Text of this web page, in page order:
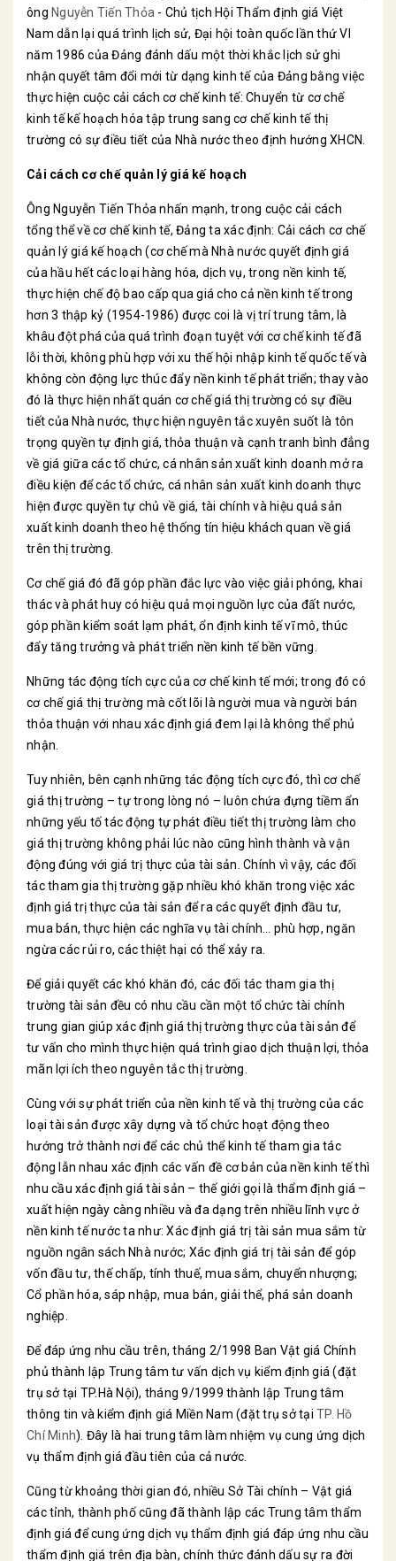
ông Nguyễn Tiến Thỏa - Chủ tịch Hội Thẩm định giá Việt
Nam dẫn lại quá trình lịch sử, Đại hội toàn quốc lần thứ VI
năm 1986 của Đảng đánh dấu một thời khắc lịch sử ghi
nhận quyết tâm đổi mới từ dạng kinh tế của Đảng bằng việc
thực hiện cuộc cải cách cơ chế kinh tế: Chuyển từ cơ chế
kinh tế kế hoạch hóa tập trung sang cơ chế kinh tế thị
trường có sự điều tiết của Nhà nước theo định hướng XHCN.
Cải cách cơ chế quản lý giá kế hoạch
Ông Nguyễn Tiến Thỏa nhấn mạnh, trong cuộc cải cách
tổng thể về cơ chế kinh tế, Đảng ta xác định: Cải cách cơ chế
quản lý giá kế hoạch (cơ chế mà Nhà nước quyết định giá
của hầu hết các loại hàng hóa, dịch vụ, trong nền kinh tế,
thực hiện chế độ bao cấp qua giá cho cả nền kinh tế trong
hơn 3 thập kỷ (1954-1986) được coi là vị trí trung tâm, là
khâu đột phá của quá trình đoạn tuyệt với cơ chế kinh tế đã
lỗi thời, không phù hợp với xu thế hội nhập kinh tế quốc tế và
không còn động lực thúc đẩy nền kinh tế phát triển; thay vào
đó là thực hiện nhất quán cơ chế giá thị trường có sự điều
tiết của Nhà nước, thực hiện nguyên tắc xuyên suốt là tôn
trọng quyền tự định giá, thỏa thuận và cạnh tranh bình đẳng
về giá giữa các tổ chức, cá nhân sản xuất kinh doanh mở ra
điều kiện để các tổ chức, cá nhân sản xuất kinh doanh thực
hiện được quyền tự chủ về giá, tài chính và hiệu quả sản
xuất kinh doanh theo hệ thống tín hiệu khách quan về giá
trên thị trường.
Cơ chế giá đó đã góp phần đắc lực vào việc giải phóng, khai
thác và phát huy có hiệu quả mọi nguồn lực của đất nước,
góp phần kiểm soát lạm phát, ổn định kinh tế vĩ mô, thúc
đẩy tăng trưởng và phát triển nền kinh tế bền vững.
Những tác động tích cực của cơ chế kinh tế mới; trong đó có
cơ chế giá thị trường mà cốt lõi là người mua và người bán
thỏa thuận với nhau xác định giá đem lại là không thể phủ
nhận.
Tuy nhiên, bên cạnh những tác động tích cực đó, thì cơ chế
giá thị trường – tự trong lòng nó – luôn chứa đựng tiềm ẩn
những yếu tố tác động tự phát điều tiết thị trường làm cho
giá thị trường không phải lúc nào cũng hình thành và vận
động đúng với giá trị thực của tài sản. Chính vì vậy, các đối
tác tham gia thị trường gặp nhiều khó khăn trong việc xác
định giá trị thực của tài sản để ra các quyết định đầu tư,
mua bán, thực hiện các nghĩa vụ tài chính… phù hợp, ngăn
ngừa các rủi ro, các thiệt hại có thể xảy ra.
Để giải quyết các khó khăn đó, các đối tác tham gia thị
trường tài sản đều có nhu cầu cần một tổ chức tài chính
trung gian giúp xác định giá thị trường thực của tài sản để
tư vấn cho mình thực hiện quá trình giao dịch thuận lợi, thỏa
mãn lợi ích theo nguyên tắc thị trường.
Cùng với sự phát triển của nền kinh tế và thị trường của các
loại tài sản được xây dựng và tổ chức hoạt động theo
hướng trở thành nơi để các chủ thể kinh tế tham gia tác
động lẫn nhau xác định các vấn đề cơ bản của nền kinh tế thì
nhu cầu xác định giá tài sản – thế giới gọi là thẩm định giá –
xuất hiện ngày càng nhiều và đa dạng trên nhiều lĩnh vực ở
nền kinh tế nước ta như: Xác định giá trị tài sản mua sắm từ
nguồn ngân sách Nhà nước; Xác định giá trị tài sản để góp
vốn đầu tư, thế chấp, tính thuế, mua sắm, chuyển nhượng;
Cổ phần hóa, sáp nhập, mua bán, giải thể, phá sản doanh
nghiệp.
Để đáp ứng nhu cầu trên, tháng 2/1998 Ban Vật giá Chính
phủ thành lập Trung tâm tư vấn dịch vụ kiểm định giá (đặt
trụ sở tại TP.Hà Nội), tháng 9/1999 thành lập Trung tâm
thông tin và kiểm định giá Miền Nam (đặt trụ sở tại TP. Hồ
Chí Minh). Đây là hai trung tâm làm nhiệm vụ cung ứng dịch
vụ thẩm định giá đầu tiên của cả nước.
Cũng từ khoảng thời gian đó, nhiều Sở Tài chính – Vật giá
các tỉnh, thành phố cũng đã thành lập các Trung tâm thẩm
định giá để cung ứng dịch vụ thẩm định giá đáp ứng nhu cầu
thẩm định giá trên địa bàn, chính thức đánh dấu sự ra đời